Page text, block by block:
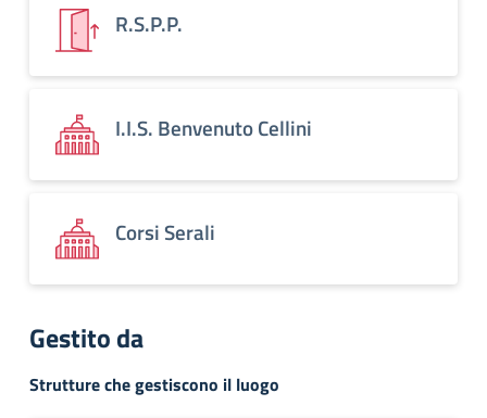
R.S.P.P.
I.I.S. Benvenuto Cellini
Corsi Serali
Gestito da
Strutture che gestiscono il luogo